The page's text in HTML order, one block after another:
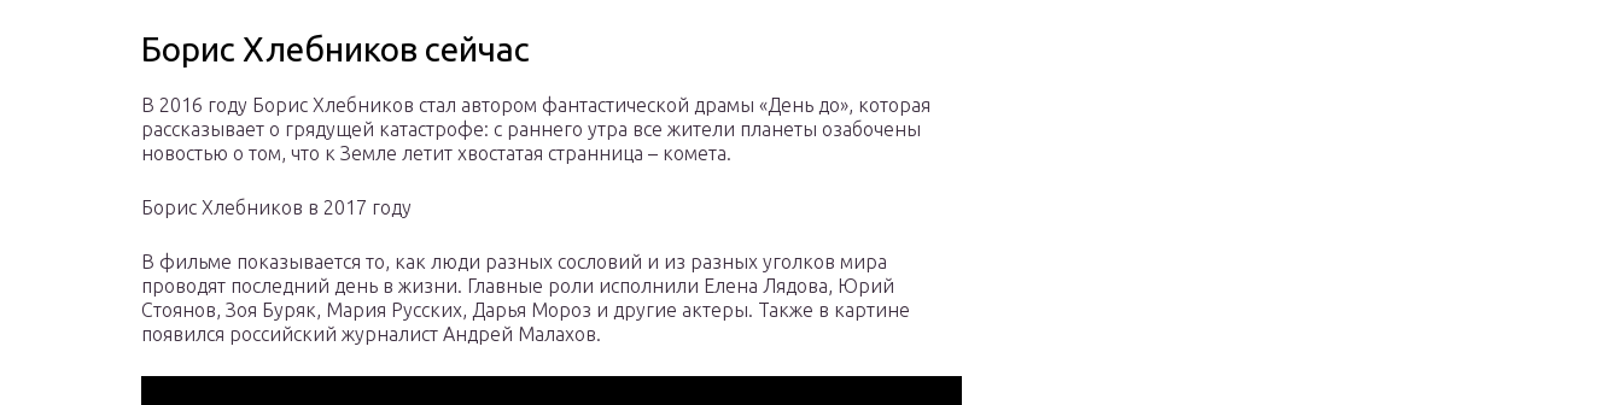
Борис Хлебников сейчас
В 2016 году Борис Хлебников стал автором фантастической драмы «День до», которая
рассказывает о грядущей катастрофе: с раннего утра все жители планеты озабочены
новостью о том, что к Земле летит хвостатая странница – комета.
Борис Хлебников в 2017 году
В фильме показывается то, как люди разных сословий и из разных уголков мира
проводят последний день в жизни. Главные роли исполнили Елена Лядова, Юрий
Стоянов, Зоя Буряк, Мария Русских, Дарья Мороз и другие актеры. Также в картине
появился российский журналист Андрей Малахов.